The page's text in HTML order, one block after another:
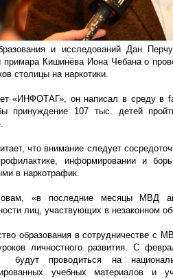
и исследований Дан
примара Кишинёва Иона Чебана о
столицы на наркотики.
«ИНФОТАГ», он написал в среду в
принуждение 107 тыс. детей
что внимание следует
информировании и
в наркотрафик.
«в последние месяцы МВД
лиц, участвующих в незаконном
образования в сотрудничестве с
личностного развития. С
будут проводиться на
учебных материалов и